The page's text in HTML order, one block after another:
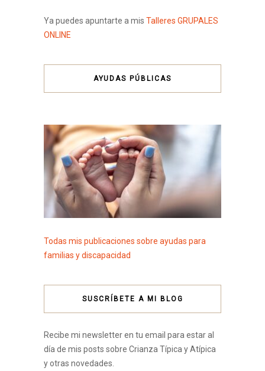
Ya puedes apuntarte a mis Talleres GRUPALES
ONLINE
AYUDAS PÚBLICAS
Todas mis publicaciones sobre ayudas para
familias y discapacidad
SUSCRÍBETE A MI BLOG
Recibe mi newsletter en tu email para estar al
día de mis posts sobre Crianza Típica y Atípica
y otras novedades.